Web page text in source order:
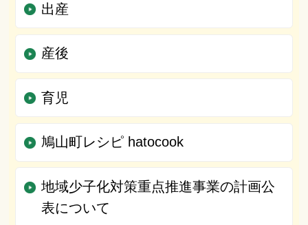
出産
産後
育児
鳩山町レシピ hatocook
地域少子化対策重点推進事業の計画公
表について